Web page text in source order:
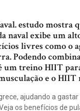
estudo mostra
naval exibe um
livres como o
Podendo
um treino HIIT
e o HIIT
ajudando a
os benefícios de